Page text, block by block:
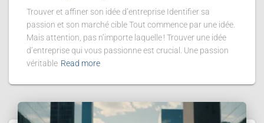
Trouver et affiner son idée d’entreprise Identifier sa
passion et son marché cible Tout commence par une idée.
Mais attention, pas n’importe laquelle ! Trouver une idée
d’entreprise qui vous passionne est crucial. Une passion
véritable Read more